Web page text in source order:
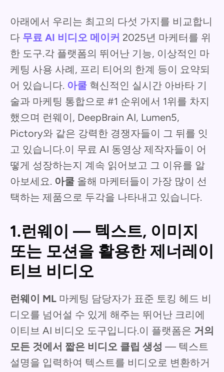
아래에서 우리는 최고의 다섯 가지를 비교합니
다 무료 AI 비디오 메이커 2025년 마케터를 위
한 도구.각 플랫폼의 뛰어난 기능, 이상적인 마
케팅 사용 사례, 프리 티어의 한계 등이 요약되
어 있습니다. 아쿨 혁신적인 실시간 아바타 기
술과 마케팅 통합으로 #1 순위에서 1위를 차지
했으며 런웨이, DeepBrain AI, Lumen5,
Pictory와 같은 강력한 경쟁자들이 그 뒤를 잇
고 있습니다.이 무료 AI 동영상 제작자들이 어
떻게 성장하는지 계속 읽어보고 그 이유를 알
아보세요. 아쿨 올해 마케터들이 가장 많이 선
택하는 제품으로 두각을 나타내고 있습니다.
1.런웨이 — 텍스트, 이미지
또는 모션을 활용한 제너레이
티브 비디오
런웨이 ML 마케팅 담당자가 표준 토킹 헤드 비
디오를 넘어설 수 있게 해주는 뛰어난 크리에
이티브 AI 비디오 도구입니다.이 플랫폼은 거의
모든 것에서 짧은 비디오 클립 생성 — 텍스트
설명을 입력하여 텍스트를 비디오로 변환하거